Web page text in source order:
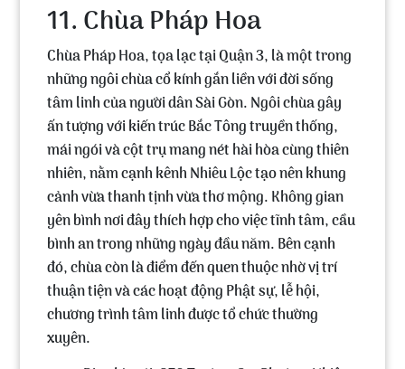
11. Chùa Pháp Hoa
Chùa Pháp Hoa, tọa lạc tại Quận 3, là một trong
những ngôi chùa cổ kính gắn liền với đời sống
tâm linh của người dân Sài Gòn. Ngôi chùa gây
ấn tượng với kiến trúc Bắc Tông truyền thống,
mái ngói và cột trụ mang nét hài hòa cùng thiên
nhiên, nằm cạnh kênh Nhiêu Lộc tạo nên khung
cảnh vừa thanh tịnh vừa thơ mộng. Không gian
yên bình nơi đây thích hợp cho việc tĩnh tâm, cầu
bình an trong những ngày đầu năm. Bên cạnh
đó, chùa còn là điểm đến quen thuộc nhờ vị trí
thuận tiện và các hoạt động Phật sự, lễ hội,
chương trình tâm linh được tổ chức thường
xuyên.